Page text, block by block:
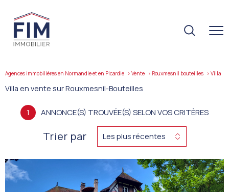
Agences immobilières en Normandie et en Picardie Vente Rouxmesnil bouteilles villa
Villa en vente sur Rouxmesnil-Bouteilles
1 ANNONCE(S) TROUVÉE(S) SELON VOS CRITÈRES
Trier par Les plus récentes